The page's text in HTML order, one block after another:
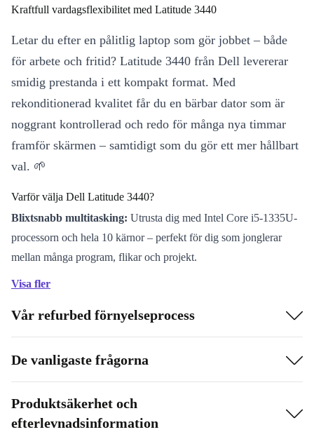
Kraftfull vardagsflexibilitet med Latitude 3440
Letar du efter en pålitlig laptop som gör jobbet – både
för arbete och fritid? Latitude 3440 från Dell levererar
smidig prestanda i ett kompakt format. Med
rekonditionerad kvalitet får du en bärbar dator som är
noggrant kontrollerad och redo för många nya timmar
framför skärmen – samtidigt som du gör ett mer hållbart
val. 🌱
Varför välja Dell Latitude 3440?
Blixtsnabb multitasking: Utrusta dig med Intel Core i5-1335U-
processorn och hela 10 kärnor – perfekt för dig som jonglerar
mellan många program, flikar och projekt.
Tydlig och skonsam skärm:
och bekväm läsning, även under långa arbetsdagar.
Skarp videokommunikation:En inbyggd webbkamera gör
varje videosamtal tydligt och enkelt. Dela vardagsögonblicken
Visa fler
Vår refurbed förnyelseprocess
De vanligaste frågorna
Produktsäkerhet och
efterlevnadsinformation